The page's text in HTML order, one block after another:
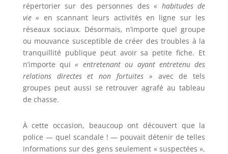
répertorier sur des personnes des« habitudes de
vie » en scannant leurs activités en ligne sur les
réseaux sociaux. Désormais, n’importe quel groupe
ou mouvance susceptible de créer des troubles à la
tranquillité publique peut avoir sa petite fiche. Et
n’importe qui« entretenant ou ayant entretenu des
relations directes et non fortuites » avec de tels
groupes peut aussi se retrouver agrafé au tableau
de chasse.
À cette occasion, beaucoup ont découvert que la
police — quel scandale ! — pouvait détenir de telles
informations sur des gens seulement « suspectées »,